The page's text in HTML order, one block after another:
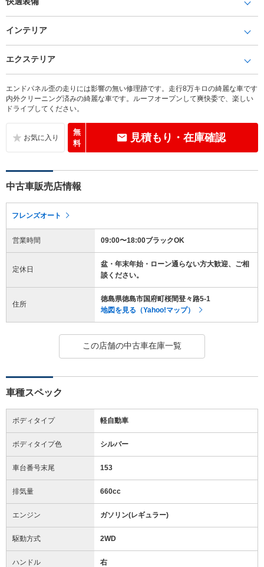
インテリア
エクステリア
エンドパネル歪の走りには影響の無い修理跡です。走行8万キロの綺麗な車です
内外クリーニング済みの綺麗な車です。ルーフオープンして爽快委で、楽しい
ドライブしてください。
無
料
見積もり・在庫確認
中古車販売店情報
フレンズオート
営業時間 09:00〜18:00ブラックOK
定休日
盆・年末年始・ローン通らない方大歓迎、ご相
談ください。
住所
徳島県徳島市国府町桜間登々路5-1
地図を見る（Yahoo!マップ）
この店舗の中古車在庫一覧
車種スペック
ボディタイプ 軽自動車
ボディタイプ色 シルバー
車台番号末尾 153
排気量 660cc
エンジン ガソリン(レギュラー)
駆動方式 2WD
ハンドル 右